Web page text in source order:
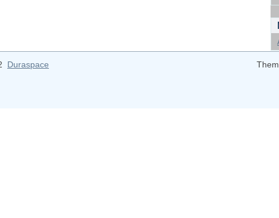
Duraspace